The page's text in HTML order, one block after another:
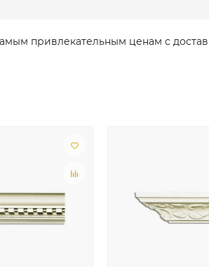
привлекательным ценам с